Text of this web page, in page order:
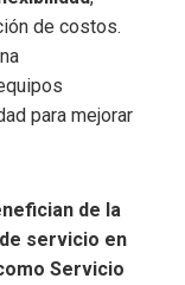
de costos.
para mejorar
de la
servicio en
Servicio